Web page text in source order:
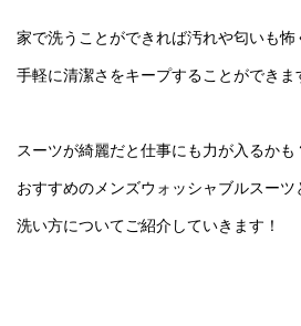
家で洗うことができれば汚れや匂いも怖
手軽に清潔さをキープすることができま
スーツが綺麗だと仕事にも力が入るかも
おすすめのメンズウォッシャブルスーツ
洗い方についてご紹介していきます！